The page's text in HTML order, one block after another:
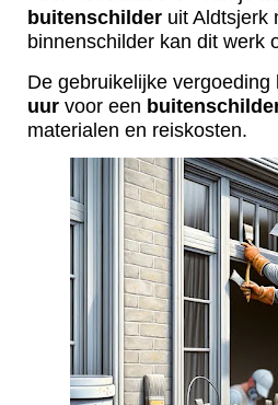
buitenschilder uit Aldtsjerk
binnenschilder kan dit werk
De gebruikelijke vergoeding
uur voor een
materialen en reiskosten.